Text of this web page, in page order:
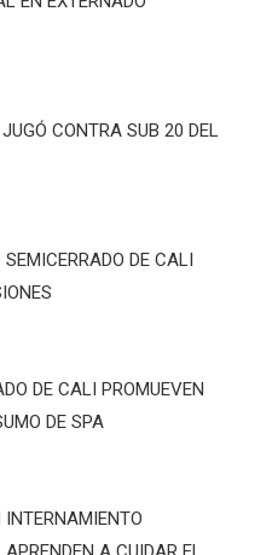
CONTRA SUB 20 DEL
DE CALI
DE CALI PROMUEVEN
DE SPA
INTERNAMIENTO